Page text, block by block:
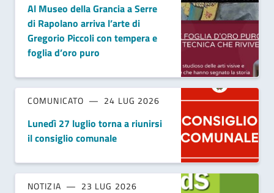
Al Museo della Grancia a Serre
di Rapolano arriva l’arte di
Gregorio Piccoli con tempera e
foglia d’oro puro
COMUNICATO 24 LUG 2026
Lunedì 27 luglio torna a riunirsi
il consiglio comunale
NOTIZIA 23 LUG 2026